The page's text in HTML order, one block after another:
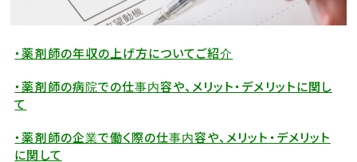
・薬剤師の年収の上げ方についてご紹介
・薬剤師の病院での仕事内容や、メリット・デメリットに関し
て
・薬剤師の企業で働く際の仕事内容や、メリット・デメリット
に関して